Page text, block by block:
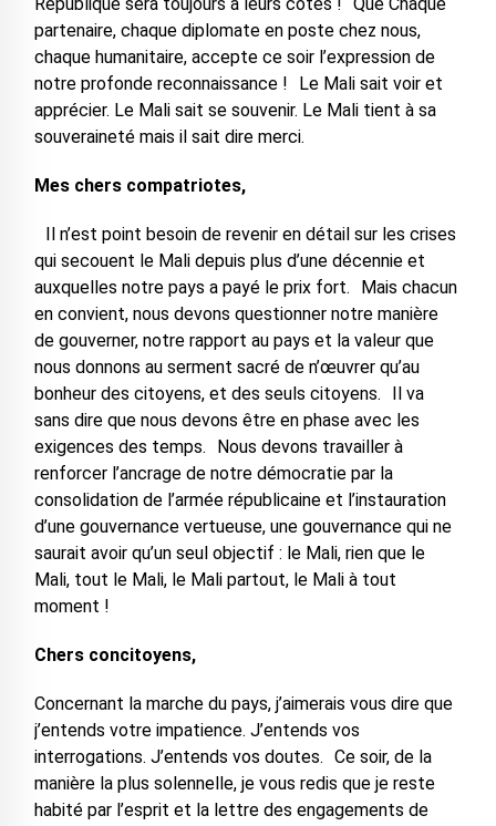
partenaire, chaque diplomate en poste chez nous,
chaque humanitaire, accepte ce soir l’expression de
notre profonde reconnaissance ! Le Mali sait voir et
apprécier. Le Mali sait se souvenir. Le Mali tient à sa
souveraineté mais il sait dire merci.
Mes chers compatriotes,
Il n’est point besoin de revenir en détail sur les crises
qui secouent le Mali depuis plus d’une décennie et
auxquelles notre pays a payé le prix fort. Mais chacun
en convient, nous devons questionner notre manière
de gouverner, notre rapport au pays et la valeur que
nous donnons au serment sacré de n’œuvrer qu’au
bonheur des citoyens, et des seuls citoyens. Il va
sans dire que nous devons être en phase avec les
exigences des temps. Nous devons travailler à
renforcer l’ancrage de notre démocratie par la
consolidation de l’armée républicaine et l’instauration
d’une gouvernance vertueuse, une gouvernance qui ne
saurait avoir qu’un seul objectif : le Mali, rien que le
Mali, tout le Mali, le Mali partout, le Mali à tout
moment !
Chers concitoyens,
Concernant la marche du pays, j’aimerais vous dire que
j’entends votre impatience. J’entends vos
interrogations. J’entends vos doutes. Ce soir, de la
manière la plus solennelle, je vous redis que je reste
habité par l’esprit et la lettre des engagements de